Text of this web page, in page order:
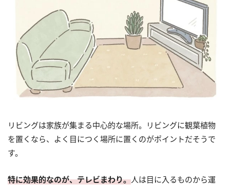
リビングは家族が集まる中心的な場所。リビングに観葉植物
を置くなら、よく目につく場所に置くのがポイントだそうで
す。
特に効果的なのが、テレビまわり。人は目に入るものから運